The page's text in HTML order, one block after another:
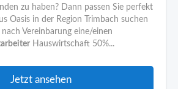
zu haben? Dann passen Sie perfekt
Oasis in der Region Trimbach suchen
Vereinbarung eine/einen
Hauswirtschaft 50%...
Jetzt ansehen